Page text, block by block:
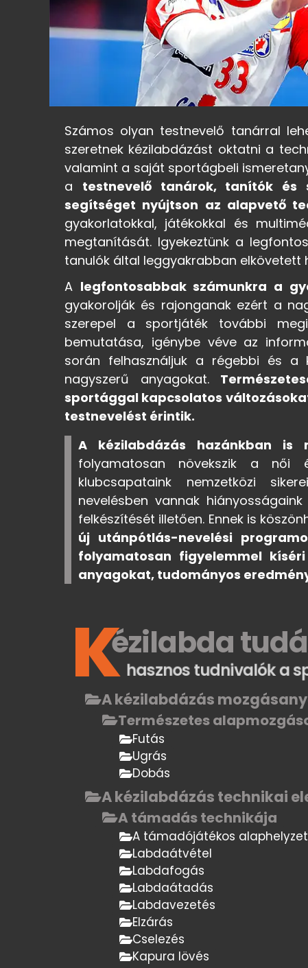
Számos olyan testnevelő tanárral
szeretnek kézilabdázást oktatni a
valamint a saját sportágbeli
a testnevelő tanárok, tanítók és
segítséget nyújtson az alapvető
gyakorlatokkal, játékokkal és
megtanítását. Igyekeztünk a
tanulók által leggyakrabban elkövetett
A legfontosabbak számunkra a
gyakorolják és rajonganak ezért a
szerepel a sportjáték további
bemutatása, igénybe véve az
során felhasználjuk a régebbi és a
nagyszerű anyagokat.
sportággal kapcsolatos
testnevelést érintik.
A kézilabdázás hazánkban is
folyamatosan növekszik a
klubcsapataink nemzetközi
nevelésben vannak
felkészítését illetően. Ennek is
új utánpótlás-nevelési
folyamatosan figyelemmel
anyagokat, tudományos
Kézilabda
hasznos tudnivalók a
A kézilabdázás
Természetes
Futás
Ugrás
Dobás
A kézilabdázás technikai
A támadás technikája
A támadójátékos
Labdaátvétel
Labdafogás
Labdaátadás
Labdavezetés
Elzárás
Cselezés
Kapura lövés